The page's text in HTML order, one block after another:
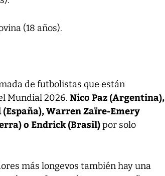
(18 años).
de futbolistas que están
Mundial 2026. Nico Paz (Argentina),
Warren Zaïre-Emery
o Endrick (Brasil)por solo
más longevos también hay una